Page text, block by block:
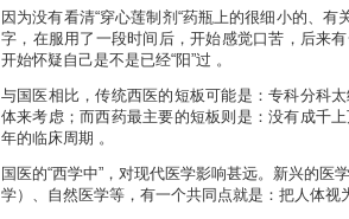
因为没有看清“穿心莲制剂“药瓶上的很细小的、有
字，在服用了一段时间后，开始感觉口苦，后来
开始怀疑自己是不是已经“阳”过 。
与国医相比，传统西医的短板可能是：专科分科
体来考虑；而西药最主要的短板则是：没有成千
年的临床周期 。
国医的“西学中”，对现代医学影响甚远。新兴的医
学）、自然医学等，有一个共同点就是：把人体视